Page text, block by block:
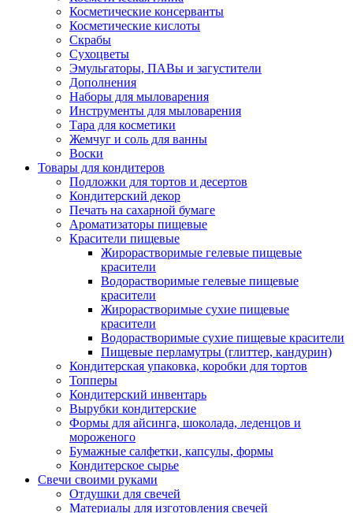
Косметические консерванты
Косметические кислоты
Скрабы
Сухоцветы
Эмульгаторы, ПАВы и загустители
Дополнения
Наборы для мыловарения
Инструменты для мыловарения
Тара для косметики
Жемчуг и соль для ванны
Воски
Товары для кондитеров
Подложки для тортов и десертов
Кондитерский декор
Печать на сахарной бумаге
Ароматизаторы пищевые
Красители пищевые
Жирорастворимые гелевые пищевые
красители
Водорастворимые гелевые пищевые
красители
Жирорастворимые сухие пищевые
красители
Водорастворимые сухие пищевые красители
Пищевые перламутры (глиттер, кандурин)
Кондитерская упаковка, коробки для тортов
Топперы
Кондитерский инвентарь
Вырубки кондитерские
Формы для айсинга, шоколада, леденцов и
мороженого
Бумажные салфетки, капсулы, формы
Кондитерское сырье
Свечи своими руками
Отдушки для свечей
Материалы для изготовления свечей